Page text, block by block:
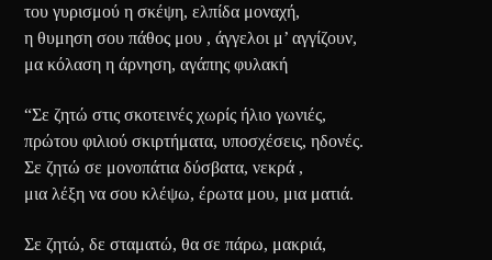
του γυρισμού η σκέψη, ελπίδα μοναχή,
η θυμηση σου πάθος μου , άγγελοι μ’ αγγίζουν,
μα κόλαση η άρνηση, αγάπης φυλακή
“Σε ζητώ στις σκοτεινές χωρίς ήλιο γωνιές,
πρώτου φιλιού σκιρτήματα, υποσχέσεις, ηδονές.
Σε ζητώ σε μονοπάτια δύσβατα, νεκρά ,
μια λέξη να σου κλέψω, έρωτα μου, μια ματιά.
Σε ζητώ, δε σταματώ, θα σε πάρω, μακριά,